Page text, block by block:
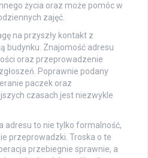
życia oraz może pomóc w
zajęć.
na przyszły kontakt z
budynku. Znajomość adresu
oraz przeprowadzenie
Poprawnie podany
paczek oraz
czasach jest niezwykle
adresu to nie tylko formalność,
przeprowadzki. Troska o te
przebiegnie sprawnie, a